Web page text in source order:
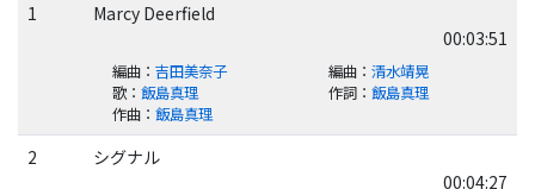
1
Marcy Deerfield
00:03:51
編曲： 吉田美奈子 編曲： 清水靖晃
歌： 飯島真理 作詞： 飯島真理
作曲： 飯島真理
2
シグナル
00:04:27